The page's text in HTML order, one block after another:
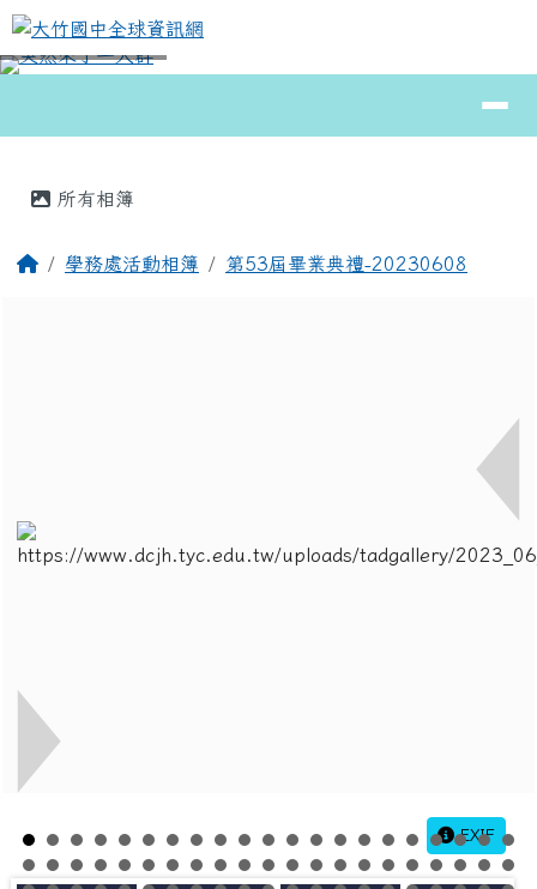
跳至主內容區
大竹國中全球資訊網
⏸
所有相簿
回首頁學務處活動相簿 第53屆畢業典禮-20230608
EXIF